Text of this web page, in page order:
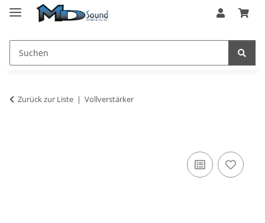
Zurück zur Liste Vollverstärker